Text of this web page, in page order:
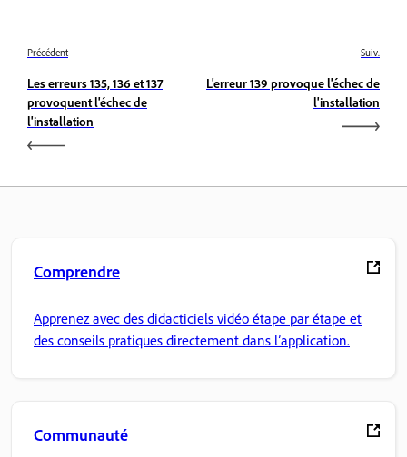
Précédent
Les erreurs 135, 136 et 137
provoquent l'échec de
l'installation
Suiv.
L'erreur 139 provoque l'échec de
l'installation
Comprendre
Apprenez avec des didacticiels vidéo étape par étape et
des conseils pratiques directement dans l’application.
Communauté